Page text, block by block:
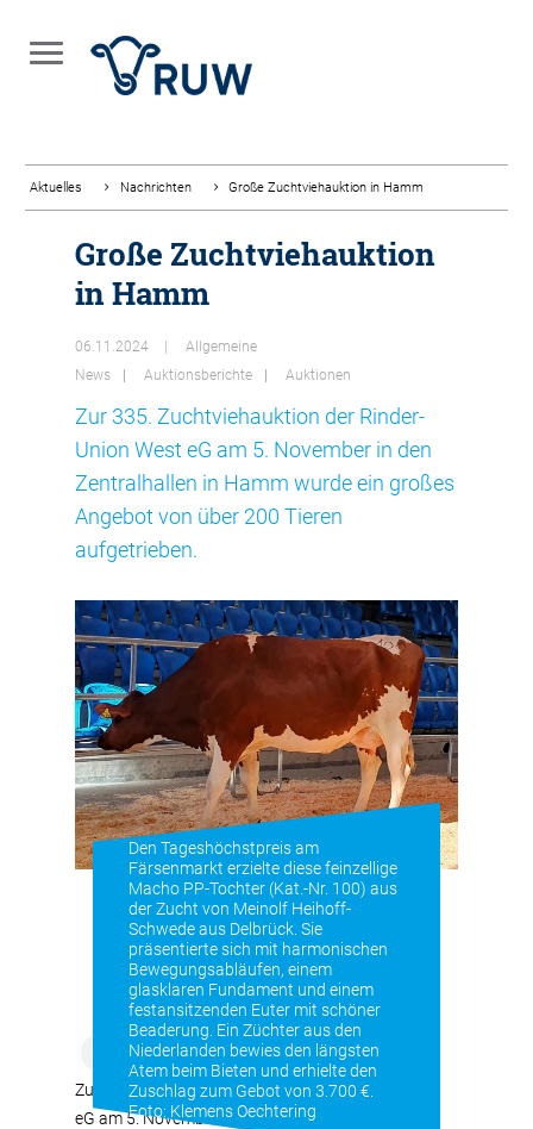
Aktuelles Nachrichten Große Zuchtviehauktion in Hamm
Große Zuchtviehauktion
in Hamm
06.11.2024
Allgemeine
News
Auktionsberichte Auktionen
Zur 335. Zuchtviehauktion der Rinder-
Union West eG am 5. November in den
Zentralhallen in Hamm wurde ein großes
Angebot von über 200 Tieren
aufgetrieben.
Den Tageshöchstpreis am
Färsenmarkt erzielte diese feinzellige
Macho PP-Tochter (Kat.-Nr. 100) aus
der Zucht von Meinolf Heihoff-
Schwede aus Delbrück. Sie
präsentierte sich mit harmonischen
Bewegungsabläufen, einem
glasklaren Fundament und einem
festansitzenden Euter mit schöner
Beaderung. Ein Züchter aus den
Niederlanden bewies den längsten
Atem beim Bieten und erhielte den
Zuschlag zum Gebot von 3.700 €.
Foto: Klemens Oechtering
Zur 335. Zuchtviehauktion der Rinder-Union West
eG am 5. November in den Zentralhallen in Hamm